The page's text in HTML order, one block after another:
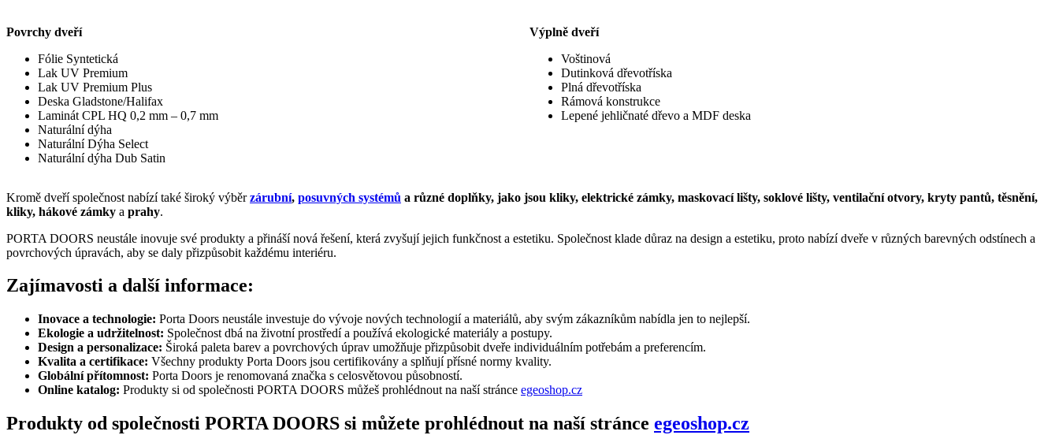
Povrchy dveří
Fólie Syntetická
Lak UV Premium
Lak UV Premium Plus
Deska Gladstone/Halifax
Laminát CPL HQ 0,2 mm – 0,7 mm
Naturální dýha
Naturální Dýha Select
Naturální dýha Dub Satin
Výplně dveří
Voštinová
Dutinková dřevotříska
Plná dřevotříska
Rámová konstrukce
Lepené jehličnaté dřevo a MDF deska
Kromě dveří společnost nabízí také široký výběrzárubní, posuvných systémů a různé doplňky, jako jsou kliky, elektrické zámky, maskovací lišty, soklové lišty, ventilační otvory, kryty pantů, těsnění,
kliky, hákové zámky a prahy.
PORTA DOORS neustále inovuje své produkty a přináší nová řešení, která zvyšují jejich funkčnost a estetiku. Společnost klade důraz na design a estetiku, proto nabízí dveře v různých barevných odstínech a
povrchových úpravách, aby se daly přizpůsobit každému interiéru.
Zajímavosti a další informace:
Inovace a technologie: Porta Doors neustále investuje do vývoje nových technologií a materiálů, aby svým zákazníkům nabídla jen to nejlepší.
Ekologie a udržitelnost: Společnost dbá na životní prostředí a používá ekologické materiály a postupy.
Design a personalizace: Široká paleta barev a povrchových úprav umožňuje přizpůsobit dveře individuálním potřebám a preferencím.
Kvalita a certifikace: Všechny produkty Porta Doors jsou certifikovány a splňují přísné normy kvality.
Globální přítomnost: Porta Doors je renomovaná značka s celosvětovou působností.
Online katalog: Produkty si od společnosti PORTA DOORS můžeš prohlédnout na naší stránce egeoshop.cz
Produkty od společnosti PORTA DOORS si můžete prohlédnout na naší stránce egeoshop.cz